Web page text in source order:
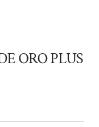
ORO PLUS